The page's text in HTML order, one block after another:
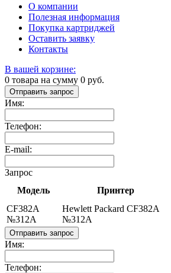
О компании
Полезная информация
Покупка картриджей
Оставить заявку
Контакты
В вашей корзине:
0 товара на сумму 0 руб.
Отправить запрос
Имя:
Телефон:
E-mail:
Запрос
Модель
Принтер
CF382A
№312A
Hewlett Packard CF382A
№312A
Отправить запрос
Имя:
Телефон: